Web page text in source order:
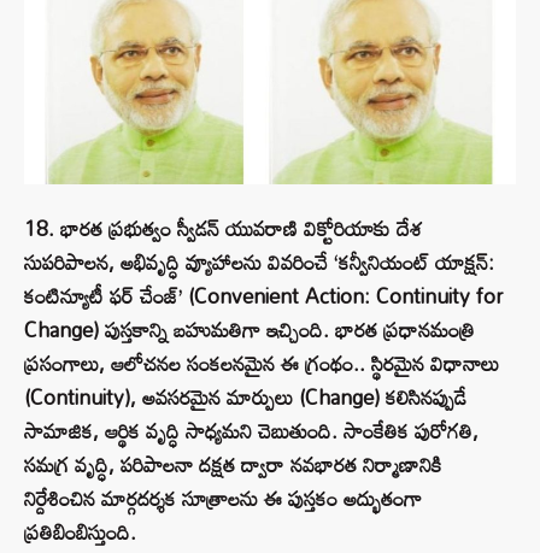
18. భారత ప్రభుత్వం స్వీడన్ యువరాణి విక్టోరియాకు దేశ
సుపరిపాలన, అభివృద్ధి వ్యూహాలను వివరించే ‘కన్వీనియంట్ యాక్షన్:
కంటిన్యూటీ ఫర్ చేంజ్’ (Convenient Action: Continuity for
Change) పుస్తకాన్ని బహుమతిగా ఇచ్చింది. భారత ప్రధానమంత్రి
ప్రసంగాలు, ఆలోచనల సంకలనమైన ఈ గ్రంథం.. స్థిరమైన విధానాలు
(Continuity), అవసరమైన మార్పులు (Change) కలిసినప్పుడే
సామాజిక, ఆర్థిక వృద్ధి సాధ్యమని చెబుతుంది. సాంకేతిక పురోగతి,
సమగ్ర వృద్ధి, పరిపాలనా దక్షత ద్వారా నవభారత నిర్మాణానికి
నిర్దేశించిన మార్గదర్శక సూత్రాలను ఈ పుస్తకం అద్భుతంగా
ప్రతిబింబిస్తుంది.